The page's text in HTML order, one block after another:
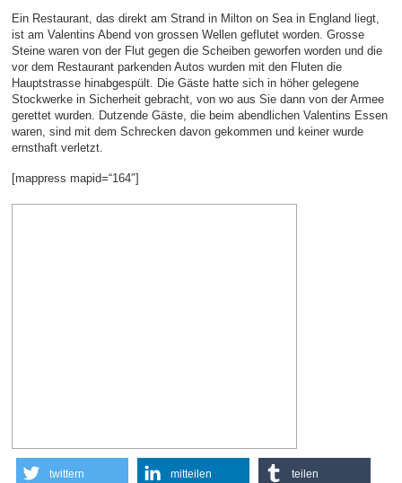
Ein Restaurant, das direkt am Strand in Milton on Sea in England liegt,
ist am Valentins Abend von grossen Wellen geflutet worden. Grosse
Steine waren von der Flut gegen die Scheiben geworfen worden und die
vor dem Restaurant parkenden Autos wurden mit den Fluten die
Hauptstrasse hinabgespült. Die Gäste hatte sich in höher gelegene
Stockwerke in Sicherheit gebracht, von wo aus Sie dann von der Armee
gerettet wurden. Dutzende Gäste, die beim abendlichen Valentins Essen
waren, sind mit dem Schrecken davon gekommen und keiner wurde
ernsthaft verletzt.
[mappress mapid=“164″]
twittern mitteilen teilen